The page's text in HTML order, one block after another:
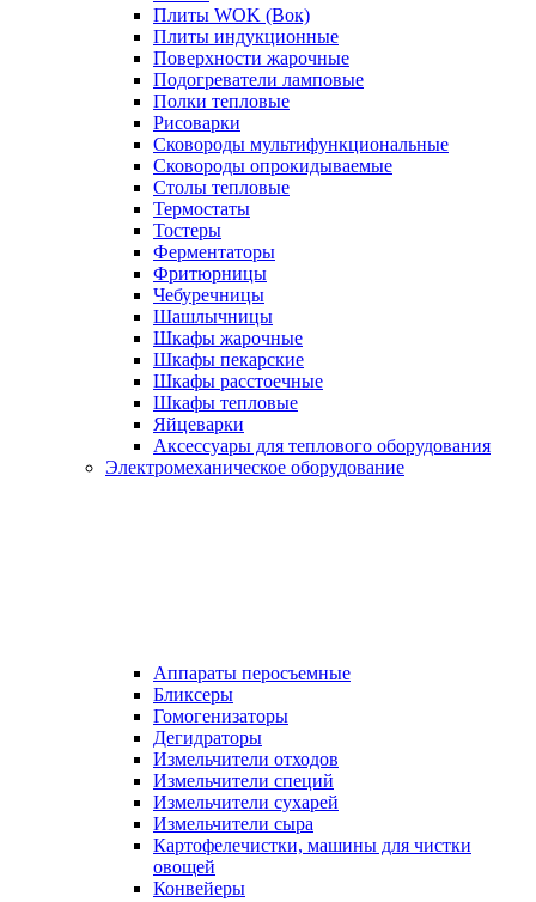
Плиты WOK (Вок)
Плиты индукционные
Поверхности жарочные
Подогреватели ламповые
Полки тепловые
Рисоварки
Сковороды мультифункциональные
Сковороды опрокидываемые
Столы тепловые
Термостаты
Тостеры
Ферментаторы
Фритюрницы
Чебуречницы
Шашлычницы
Шкафы жарочные
Шкафы пекарские
Шкафы расстоечные
Шкафы тепловые
Яйцеварки
Аксессуары для теплового оборудования
Электромеханическое оборудование
Аппараты перосъемные
Бликсеры
Гомогенизаторы
Дегидраторы
Измельчители отходов
Измельчители специй
Измельчители сухарей
Измельчители сыра
Картофелечистки, машины для чистки
овощей
Конвейеры